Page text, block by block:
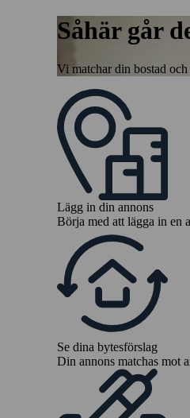
Såhär går
Vi matchar din bostad
Lägg in din annons
Börja med att lägga in en
Se dina bytesförslag
Din annons matchas mot